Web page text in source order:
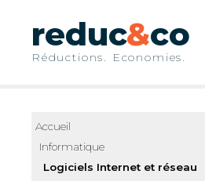
Accueil
Informatique
Logiciels Internet et réseau